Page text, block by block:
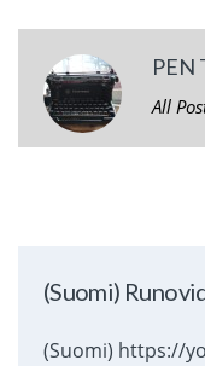
PEN
All
(Suomi)
(Suomi) https://